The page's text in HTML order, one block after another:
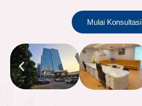
Mulai Konsultasi